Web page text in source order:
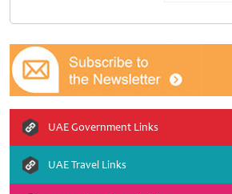
UAE Government Links
UAE Travel Links